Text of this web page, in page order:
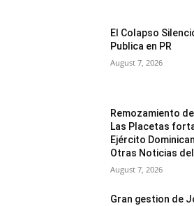
El Colapso
Publica en PR
August 7, 2026
Remozamiento
Las Placetas
Ejército
Otras Noticias del
August 7, 2026
Gran gestion de